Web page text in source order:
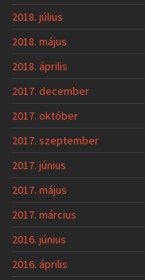
2018. július
2018. május
2018. április
2017. december
2017. október
2017. szeptember
2017. június
2017. május
2017. március
2016. június
2016. április